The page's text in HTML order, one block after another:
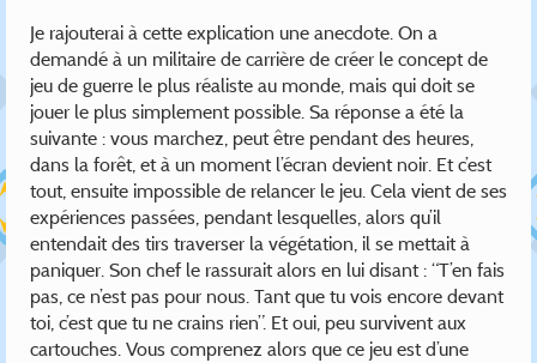
Je rajouterai à cette explication une anecdote. On a
demandé à un militaire de carrière de créer le concept de
jeu de guerre le plus réaliste au monde, mais qui doit se
jouer le plus simplement possible. Sa réponse a été la
suivante : vous marchez, peut être pendant des heures,
dans la forêt, et à un moment l’écran devient noir. Et c’est
tout, ensuite impossible de relancer le jeu. Cela vient de ses
expériences passées, pendant lesquelles, alors qu’il
entendait des tirs traverser la végétation, il se mettait à
paniquer. Son chef le rassurait alors en lui disant : “T’en fais
pas, ce n’est pas pour nous. Tant que tu vois encore devant
toi, c’est que tu ne crains rien”. Et oui, peu survivent aux
cartouches. Vous comprenez alors que ce jeu est d’une